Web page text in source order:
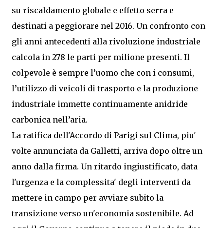
su riscaldamento globale e effetto serra e
destinati a peggiorare nel 2016. Un confronto con
gli anni antecedenti alla rivoluzione industriale
calcola in 278 le parti per milione presenti. Il
colpevole è sempre l’uomo che con i consumi,
l’utilizzo di veicoli di trasporto e la produzione
industriale immette continuamente anidride
carbonica nell’aria.
La ratifica dell'Accordo di Parigi sul Clima, piu'
volte annunciata da Galletti, arriva dopo oltre un
anno dalla firma. Un ritardo ingiustificato, data
l'urgenza e la complessita' degli interventi da
mettere in campo per avviare subito la
transizione verso un'economia sostenibile. Ad